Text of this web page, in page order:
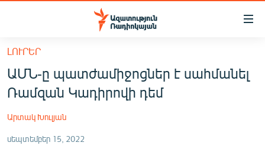
Մատչելիության
հիմնական
բովանդակությանը
Անցնել
հիմնական
մենյուին
ՀԱՅԱՍՏԱՆ
ՔԱՂԱՔԱԿԱՆ
ԸՆՏՐՈՒԹՅՈՒՆՆԵՐ 2026
ԻՐԱՎՈՒՆՔ
ԼՈՒՐԵՐ
ԱՄՆ-ը պատժամիջոցներ է սահմանել
Ռամզան Կադիրովի դեմ
Արտակ Խուլյան
սեպտեմբեր 15, 2022